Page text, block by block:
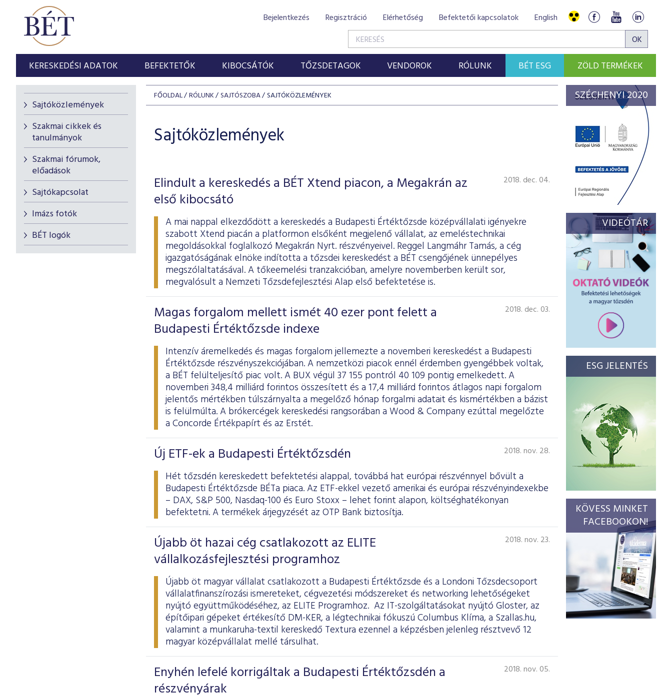
Bejelentkezés Regisztráció Elérhetőség Befektetői kapcsolatok English
KERESKEDÉSI ADATOK BEFEKTETŐK KIBOCSÁTÓK TŐZSDETAGOK VENDOROK RÓLUNK BÉT ESG ZÖLD TERMÉKEK
Sajtóközlemények
Szakmai cikkek és
tanulmányok
Szakmai fórumok,
előadások
Sajtókapcsolat
Imázs fotók
BÉT logók
FŐOLDAL RÓLUNK SAJTÓSZOBA SAJTÓKÖZLEMÉNYEK
Sajtóközlemények
Elindult a kereskedés a BÉT Xtend piacon, a Megakrán az
első kibocsátó
2018. dec. 04.
A mai nappal elkezdődött a kereskedés a Budapesti Értéktőzsde középvállalati igényekre
szabott Xtend piacán a platformon elsőként megjelenő vállalat, az emeléstechnikai
megoldásokkal foglalkozó Megakrán Nyrt. részvényeivel. Reggel Langmáhr Tamás, a cég
igazgatóságának elnöke indította a tőzsdei kereskedést a BÉT csengőjének ünnepélyes
megszólaltatásával. A tőkeemelési tranzakcióban, amelyre novemberben került sor,
megvalósult a Nemzeti Tőzsdefejlesztési Alap első befektetése is.
Magas forgalom mellett ismét 40 ezer pont felett a
Budapesti Értéktőzsde indexe
2018. dec. 03.
Intenzív áremelkedés és magas forgalom jellemezte a novemberi kereskedést a Budapesti
Értéktőzsde részvényszekciójában. A nemzetközi piacok ennél érdemben gyengébbek voltak,
a BÉT felülteljesítő piac volt. A BUX végül 37 155 pontról 40 109 pontig emelkedett. A
novemberi 348,4 milliárd forintos összesített és a 17,4 milliárd forintos átlagos napi forgalom
jelentős mértékben túlszárnyalta a megelőző hónap forgalmi adatait és kismértékben a bázist
is felülmúlta. A brókercégek kereskedési rangsorában a Wood & Company ezúttal megelőzte
a Concorde Értékpapírt és az Erstét.
Új ETF-ek a Budapesti Értéktőzsdén 2018. nov. 28.
Hét tőzsdén kereskedett befektetési alappal, továbbá hat európai részvénnyel bővült a
Budapesti Értéktőzsde BÉTa piaca. Az ETF-ekkel vezető amerikai és európai részvényindexekbe
– DAX, S&P 500, Nasdaq-100 és Euro Stoxx – lehet forint alapon, költséghatékonyan
befektetni. A termékek árjegyzését az OTP Bank biztosítja.
Újabb öt hazai cég csatlakozott az ELITE
vállalkozásfejlesztési programhoz
2018. nov. 23.
Újabb öt magyar vállalat csatlakozott a Budapesti Értéktőzsde és a Londoni Tőzsdecsoport
vállalatfinanszírozási ismereteket, cégvezetési módszereket és networking lehetőségeket
nyújtó együttműködéséhez, az ELITE Programhoz. Az IT-szolgáltatásokat nyújtó Gloster, az
építőipari gépeket értékesítő DM-KER, a légtechnikai fókuszú Columbus Klíma, a Szallas.hu,
valamint a munkaruha-textil kereskedő Textura ezennel a képzésben jelenleg résztvevő 12
magyar középvállalat mellé társulhat.
Enyhén lefelé korrigáltak a Budapesti Értéktőzsdén a
részvényárak
2018. nov. 05.
SZÉCHENYI 2020
VIDEÓTÁR
ESG JELENTÉS
KÖVESS MINKET
FACEBOOKON!